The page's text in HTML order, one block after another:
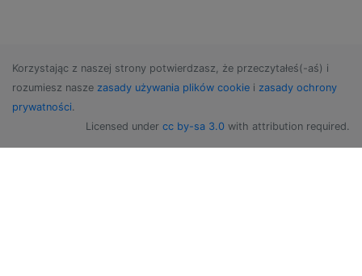
Korzystając z naszej strony potwierdzasz, że przeczytałeś(-aś) i
rozumiesz nasze zasady używania plików cookie i zasady ochrony
prywatności.
Licensed under cc by-sa 3.0 with attribution required.